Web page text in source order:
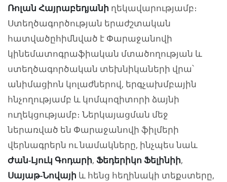
Ռոլան Հայրաբեդյանի ղեկավարությամբ։
Ստեղծագործության երաժշտական
հատվածըհիմնված է Փարաջանովի
կինեմատոգրաֆիական մտածողության և
ստեղծագործական տեխնիկաների վրա՝
անիմացիոն կոլաժներով, երգչախմբային
հնչողությամբ և կոմպոզիտորի ձայնի
ուղեկցությամբ։ Ներկայացման մեջ
ներառված են Փարաջանովի ֆիլմերի
վերնագրերն ու նամակները, ինչպես նաև
Ժան-Լյուկ Գոդարի, Ֆեդերիկո Ֆելինիի,
Սայաթ-Նովայի և հենց հեղինակի տեքստերը,